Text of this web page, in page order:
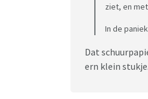
ziet, en
In de
Dat
ern klein stukje.